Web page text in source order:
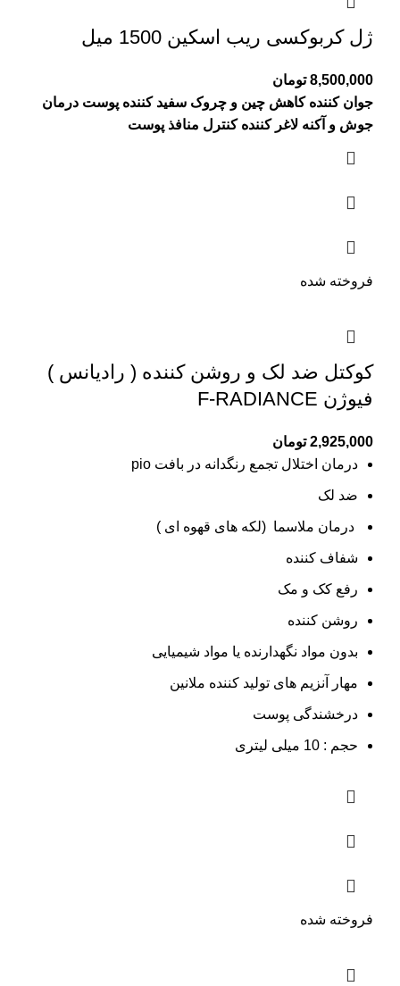
ژل کربوکسی ریب اسکین 1500 میل
8,500,000 تومان
جوان کننده کاهش چین و چروک سفید کننده پوست درمان
جوش و آکنه لاغر کننده کنترل منافذ پوست
فروخته شده
کوکتل ضد لک و روشن کننده ( رادیانس )
فیوژن F-RADIANCE
2,925,000 تومان
درمان اختلال تجمع رنگدانه در بافت pio
ضد لک
درمان ملاسما (لکه های قهوه ای )
شفاف کننده
رفع کک و مک
روشن کننده
بدون مواد نگهدارنده یا مواد شیمیایی
مهار آنزیم های تولید کننده ملانین
درخشندگی پوست
حجم : 10 میلی لیتری
فروخته شده